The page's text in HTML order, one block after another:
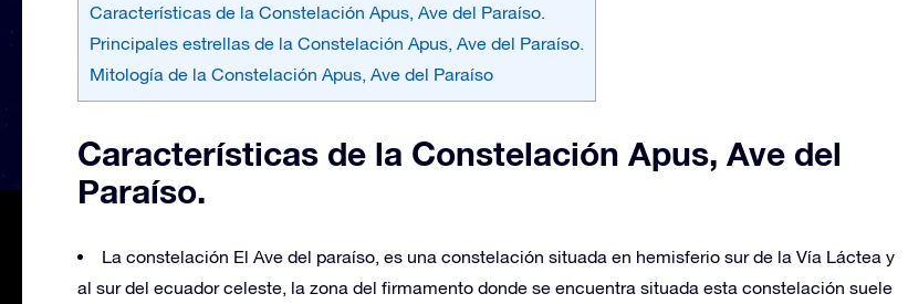
Características de la Constelación Apus, Ave del Paraíso.
Principales estrellas de la Constelación Apus, Ave del Paraíso.
Mitología de la Constelación Apus, Ave del Paraíso
Características de la Constelación Apus, Ave del
Paraíso.
La constelación El Ave del paraíso, es una constelación situada en hemisferio sur de la Vía Láctea y
al sur del ecuador celeste, la zona del firmamento donde se encuentra situada esta constelación suele